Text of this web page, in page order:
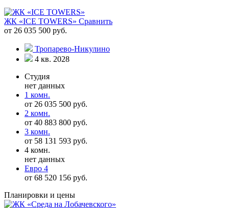
ЖК «ICE TOWERS» Сравнить
от 26 035 500 руб.
Тропарево-Никулино
4 кв. 2028
Студия
нет данных
1 комн.
от 26 035 500 руб.
2 комн.
от 40 883 800 руб.
3 комн.
от 58 131 593 руб.
4 комн.
нет данных
Евро 4
от 68 520 156 руб.
Планировки и цены